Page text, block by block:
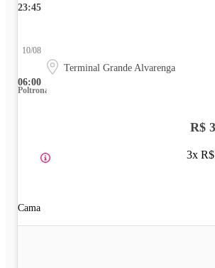
23:45
06:00
10/08
Terminal Grande Alvarenga
Poltrona
Cama
R$
3x